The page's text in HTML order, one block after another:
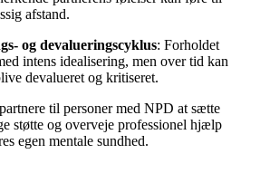
afstand.
og devalueringscyklus: Forholdet
intens idealisering, men over tid kan
devalueret og kritiseret.
til personer med NPD at sætte
støtte og overveje professionel hjælp
egen mentale sundhed.